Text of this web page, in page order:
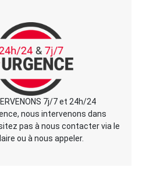
7j/7 et 24h/24
nous intervenons dans
pas à nous contacter via le
ou à nous appeler.